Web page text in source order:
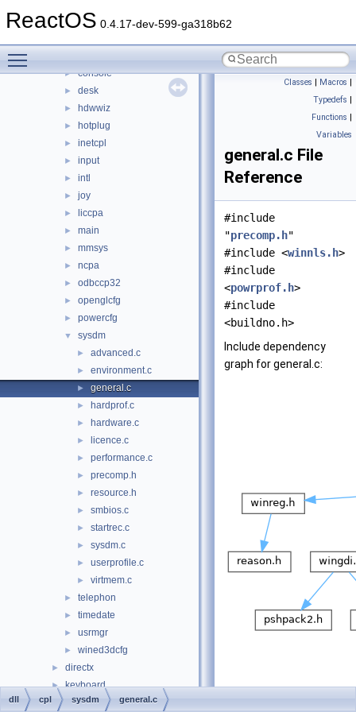
ReactOS 0.4.17-dev-599-ga318b62
▼ cpl
► console
► desk
► hdwwiz
► hotplug
► inetcpl
► input
► intl
► joy
► liccpa
► main
► mmsys
► ncpa
► odbccp32
► openglcfg
► powercfg
▼ sysdm
► advanced.c
► environment.c
► general.c
► hardprof.c
► hardware.c
► licence.c
► performance.c
► precomp.h
► resource.h
► smbios.c
► startrec.c
► sysdm.c
► userprofile.c
► virtmem.c
► telephon
► timedate
► usrmgr
► wined3dcfg
► directx
► keyboard
► nls
Classes | Macros |
Typedefs |
Functions |
Variables
general.c File
Reference
#include
"precomp.h"
#include <winnls.h>
#include
<powrprof.h>
#include
<buildno.h>
Include dependency
graph for general.c:
dll cpl sysdm general.c